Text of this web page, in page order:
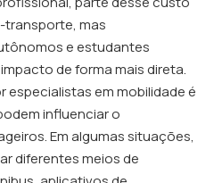
transporte, mas
e estudantes
de forma mais direta.
em mobilidade é
influenciar o
Em algumas situações,
diferentes meios de